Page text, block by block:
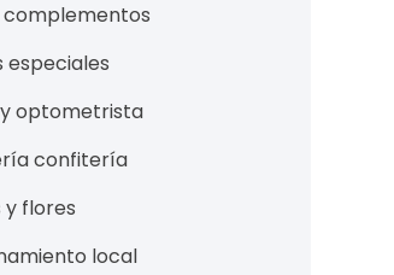
complementos
especiales
optometrista
confitería
y flores
local